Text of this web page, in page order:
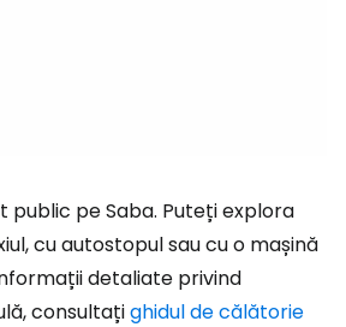
public pe Saba. Puteți explora
cu autostopul sau cu o mașină
detaliate privind
consultațighidul de călătorie